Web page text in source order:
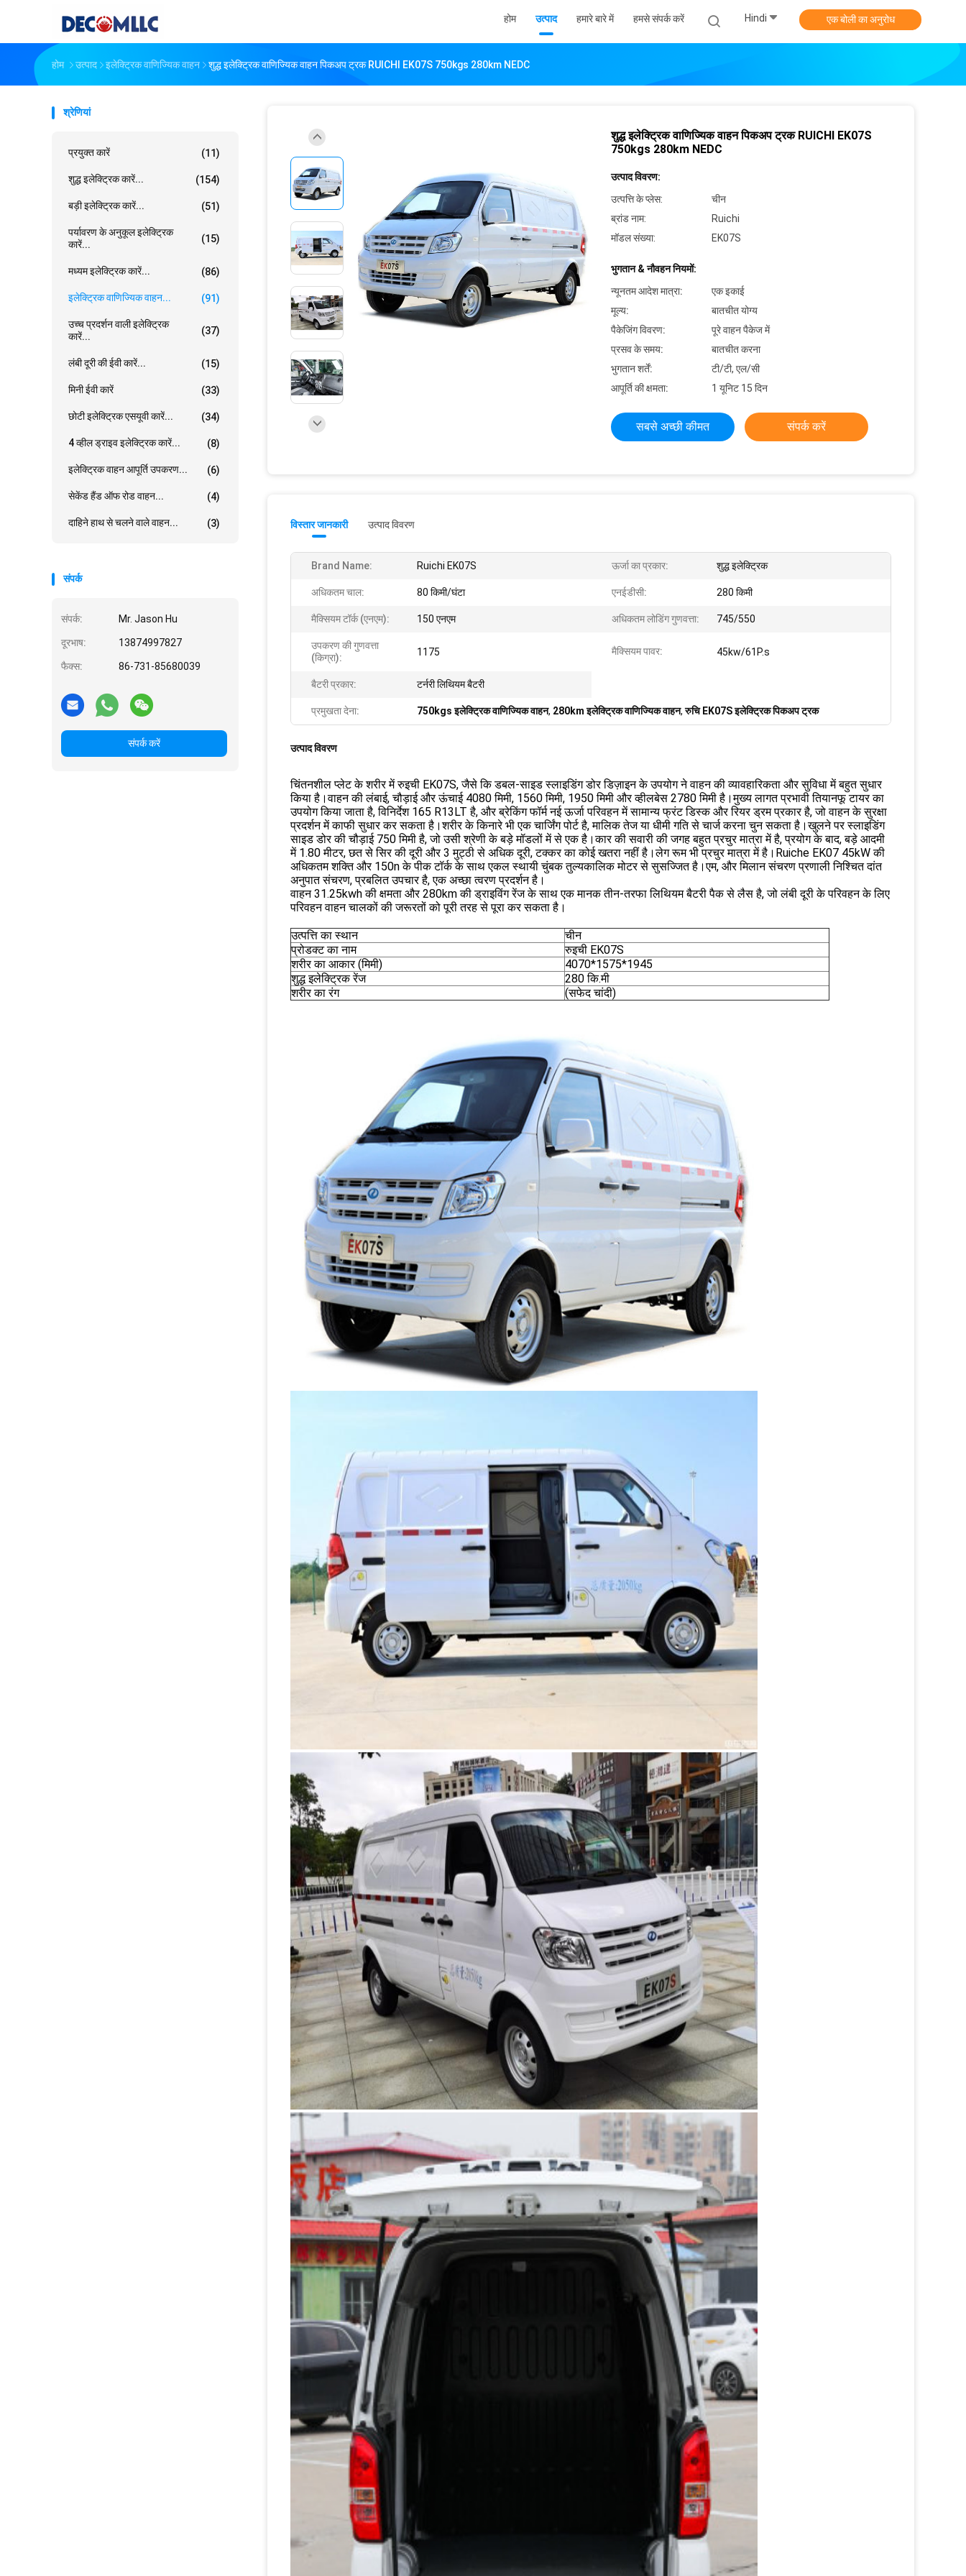
होम उत्पाद हमारे बारे में हमसे संपर्क करें Hindi एक बोली का अनुरोध
होम उत्पाद इलेक्ट्रिक वाणिज्यिक वाहन शुद्ध इलेक्ट्रिक वाणिज्यिक वाहन पिकअप ट्रक RUICHI EK07S 750kgs 280km NEDC
श्रेणियां
प्रयुक्त कारें (11)
शुद्ध इलेक्ट्रिक कारें... (154)
बड़ी इलेक्ट्रिक कारें... (51)
पर्यावरण के अनुकूल इलेक्ट्रिक
कारें...
(15)
मध्यम इलेक्ट्रिक कारें... (86)
इलेक्ट्रिक वाणिज्यिक वाहन... (91)
उच्च प्रदर्शन वाली इलेक्ट्रिक
कारें...
(37)
लंबी दूरी की ईवी कारें... (15)
मिनी ईवी कारें (33)
छोटी इलेक्ट्रिक एसयूवी कारें... (34)
4 व्हील ड्राइव इलेक्ट्रिक कारें... (8)
इलेक्ट्रिक वाहन आपूर्ति उपकरण... (6)
सेकेंड हैंड ऑफ रोड वाहन... (4)
दाहिने हाथ से चलने वाले वाहन... (3)
संपर्क
संपर्क: Mr. Jason Hu
दूरभाष: 13874997827
फैक्स: 86-731-85680039
संपर्क करें
शुद्ध इलेक्ट्रिक वाणिज्यिक वाहन पिकअप ट्रक RUICHI EK07S
750kgs 280km NEDC
उत्पाद विवरण:
उत्पत्ति के प्लेस:
चीन
ब्रांड नाम:
Ruichi
मॉडल संख्या:
EK07S
भुगतान & नौवहन नियमों:
न्यूनतम आदेश मात्रा:
एक इकाई
मूल्य:
बातचीत योग्य
पैकेजिंग विवरण:
पूरे वाहन पैकेज में
प्रसव के समय:
बातचीत करना
भुगतान शर्तें:
टी/टी, एल/सी
आपूर्ति की क्षमता:
1 यूनिट 15 दिन
सबसे अच्छी कीमत संपर्क करें
विस्तार जानकारी उत्पाद विवरण
Brand Name: Ruichi EK07S ऊर्जा का प्रकार: शुद्ध इलेक्ट्रिक
अधिकतम चाल: 80 किमी/घंटा एनईडीसी: 280 किमी
मैक्सियम टॉर्क (एनएम): 150 एनएम अधिकतम लोडिंग गुणवत्ता: 745/550
उपकरण की गुणवत्ता
(किग्रा):
1175 मैक्सियम पावर: 45kw/61P.s
बैटरी प्रकार: टर्नरी लिथियम बैटरी
प्रमुखता देना: 750kgs इलेक्ट्रिक वाणिज्यिक वाहन, 280km इलेक्ट्रिक वाणिज्यिक वाहन,रुचि EK07S इलेक्ट्रिक पिकअप ट्रक
उत्पाद विवरण
चिंतनशील प्लेट के शरीर में रुइची EK07S, जैसे कि डबल-साइड स्लाइडिंग डोर डिज़ाइन के उपयोग ने वाहन की व्यावहारिकता और सुविधा में बहुत सुधार
किया है।वाहन की लंबाई, चौड़ाई और ऊंचाई 4080 मिमी, 1560 मिमी, 1950 मिमी और व्हीलबेस 2780 मिमी है।मुख्य लागत प्रभावी तियानफू टायर का
उपयोग किया जाता है, विनिर्देश 165 R13LT है, और ब्रेकिंग फॉर्म नई ऊर्जा परिवहन में सामान्य फ्रंट डिस्क और रियर ड्रम प्रकार है, जो वाहन के सुरक्षा
प्रदर्शन में काफी सुधार कर सकता है।शरीर के किनारे भी एक चार्जिंग पोर्ट है, मालिक तेज या धीमी गति से चार्ज करना चुन सकता है।खुलने पर स्लाइडिंग
साइड डोर की चौड़ाई 750 मिमी है, जो उसी श्रेणी के बड़े मॉडलों में से एक है।कार की सवारी की जगह बहुत प्रचुर मात्रा में है, प्रयोग के बाद, बड़े आदमी
में 1.80 मीटर, छत से सिर की दूरी और 3 मुट्ठी से अधिक दूरी, टक्कर का कोई खतरा नहीं है।लेग रूम भी प्रचुर मात्रा में है।Ruiche EK07 45kW की
अधिकतम शक्ति और 150n के पीक टॉर्क के साथ एकल स्थायी चुंबक तुल्यकालिक मोटर से सुसज्जित है।एम, और मिलान संचरण प्रणाली निश्चित दांत
अनुपात संचरण, प्रबलित उपचार है, एक अच्छा त्वरण प्रदर्शन है।
वाहन 31.25kwh की क्षमता और 280km की ड्राइविंग रेंज के साथ एक मानक तीन-तरफा लिथियम बैटरी पैक से लैस है, जो लंबी दूरी के परिवहन के लिए
परिवहन वाहन चालकों की जरूरतों को पूरी तरह से पूरा कर सकता है।
उत्पत्ति का स्थान
चीन
प्रोडक्ट का नाम
रुइची EK07S
शरीर का आकार (मिमी)
4070*1575*1945
शुद्ध इलेक्ट्रिक रेंज
280 कि.मी
शरीर का रंग
(सफेद चांदी)